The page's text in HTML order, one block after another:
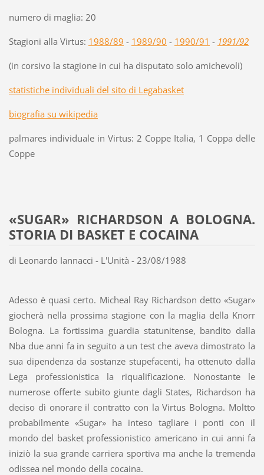
numero di maglia: 20
Stagioni alla Virtus: 1988/89 - 1989/90 - 1990/91 - 1991/92
(in corsivo la stagione in cui ha disputato solo amichevoli)
statistiche individuali del sito di Legabasket
biografia su wikipedia
palmares individuale in Virtus: 2 Coppe Italia, 1 Coppa delle
Coppe
«SUGAR» RICHARDSON A BOLOGNA.
STORIA DI BASKET E COCAINA
di Leonardo Iannacci - L'Unità - 23/08/1988
Adesso è quasi certo. Micheal Ray Richardson detto «Sugar»
giocherà nella prossima stagione con la maglia della Knorr
Bologna. La fortissima guardia statunitense, bandito dalla
Nba due anni fa in seguito a un test che aveva dimostrato la
sua dipendenza da sostanze stupefacenti, ha ottenuto dalla
Lega professionistica la riqualificazione. Nonostante le
numerose offerte subito giunte dagli States, Richardson ha
deciso dì onorare il contratto con la Virtus Bologna. Moltto
probabilmente «Sugar» ha inteso tagliare i ponti con il
mondo del basket professionistico americano in cui anni fa
iniziò la sua grande carriera sportiva ma anche la tremenda
odissea nel mondo della cocaina.